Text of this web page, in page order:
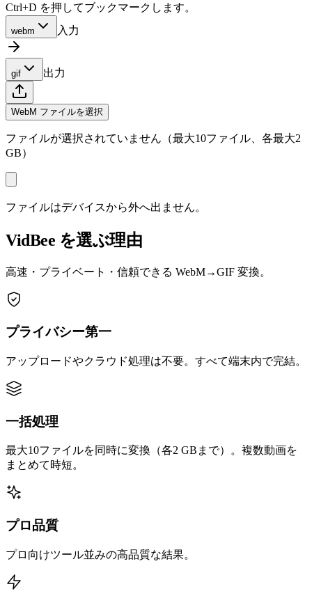
Ctrl+D を押してブックマークします。
webm 入力
gif 出力
WebM ファイルを選択
ファイルが選択されていません（最大10ファイル、各最大2
GB）
ファイルはデバイスから外へ出ません。
VidBee を選ぶ理由
高速・プライベート・信頼できる WebM→GIF 変換。
プライバシー第一
アップロードやクラウド処理は不要。すべて端末内で完結。
一括処理
最大10ファイルを同時に変換（各2 GBまで）。複数動画を
まとめて時短。
プロ品質
プロ向けツール並みの高品質な結果。